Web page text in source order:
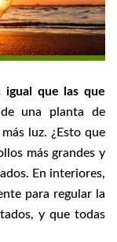
que las que
una planta de
luz. ¿Esto que
más grandes y
En interiores,
para regular la
y que todas